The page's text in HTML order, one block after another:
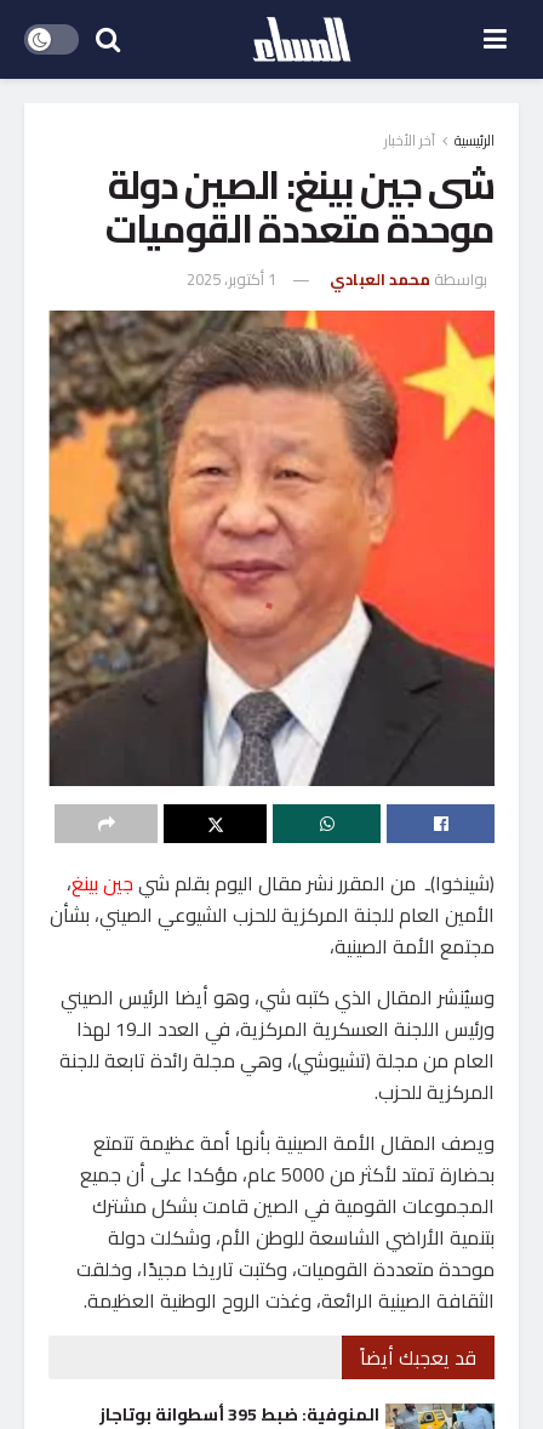
الرئيسية آخر الأخبار
شى جين بينغ: الصين دولة
موحدة متعددة القوميات
بواسطة محمد العبادي 1 أكتوبر، 2025
(شينخوا)ـ من المقرر نشر مقال اليوم بقلم شيجين بينغ،
الأمين العام للجنة المركزية للحزب الشيوعي الصيني، بشأن
مجتمع الأمة الصينية،
وسيُنشر المقال الذي كتبه شي، وهو أيضا الرئيس الصيني
ورئيس اللجنة العسكرية المركزية، في العدد الـ19 لهذا
العام من مجلة (تشيوشي)، وهي مجلة رائدة تابعة للجنة
المركزية للحزب.
ويصف المقال الأمة الصينية بأنها أمة عظيمة تتمتع
بحضارة تمتد لأكثر من 5000 عام، مؤكدا على أن جميع
المجموعات القومية في الصين قامت بشكل مشترك
بتنمية الأراضي الشاسعة للوطن الأم، وشكلت دولة
موحدة متعددة القوميات، وكتبت تاريخا مجيدًا، وخلقت
الثقافة الصينية الرائعة، وغذت الروح الوطنية العظيمة.
قد يعجبك أيضاً
المنوفية: ضبط 395 أسطوانة بوتاجاز